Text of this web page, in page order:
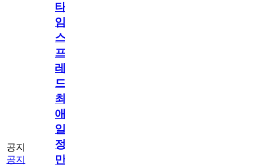
공지
공지
타
임
스
프
레
드]
최
애
일
정
만